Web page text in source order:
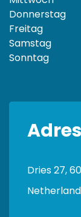
Donnerstag
Freitag
Samstag
Sonntag
Dries 27,